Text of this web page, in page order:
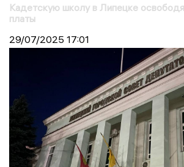
Кадетскую школу в Липецке
платы
29/07/2025 17:01